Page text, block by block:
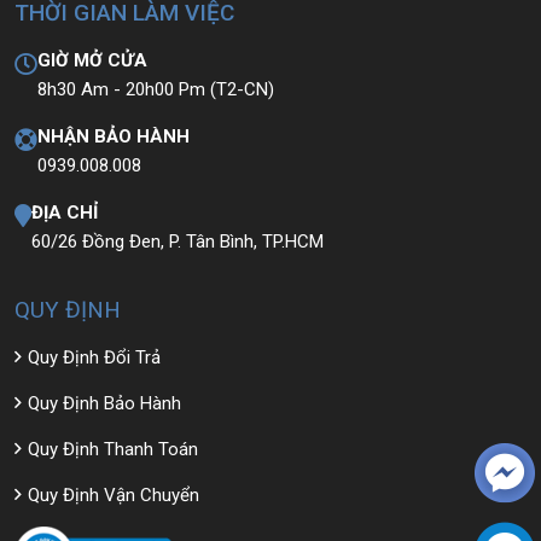
THỜI GIAN LÀM VIỆC
GIỜ MỞ CỬA
8h30 Am - 20h00 Pm (T2-CN)
NHẬN BẢO HÀNH
0939.008.008
ĐỊA CHỈ
60/26 Đồng Đen, P. Tân Bình, TP.HCM
QUY ĐỊNH
Quy Định Đổi Trả
Quy Định Bảo Hành
Quy Định Thanh Toán
Quy Định Vận Chuyển